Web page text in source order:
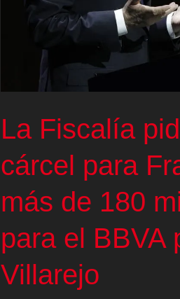
La Fiscalía
cárcel para
más de 180
para el BBVA
Villarejo